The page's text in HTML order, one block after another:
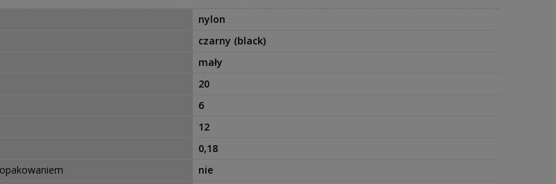
nylon
czarny (black)
mały
20
6
12
0,18
nie